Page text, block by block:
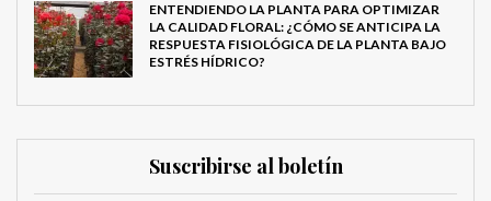
ENTENDIENDO LA PLANTA PARA OPTIMIZAR
LA CALIDAD FLORAL: ¿CÓMO SE ANTICIPA LA
RESPUESTA FISIOLÓGICA DE LA PLANTA BAJO
ESTRÉS HÍDRICO?
Suscribirse al boletín